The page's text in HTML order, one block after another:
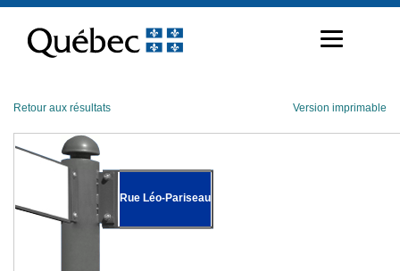
contenu
Retour aux résultats Version imprimable
Rue Léo-Pariseau